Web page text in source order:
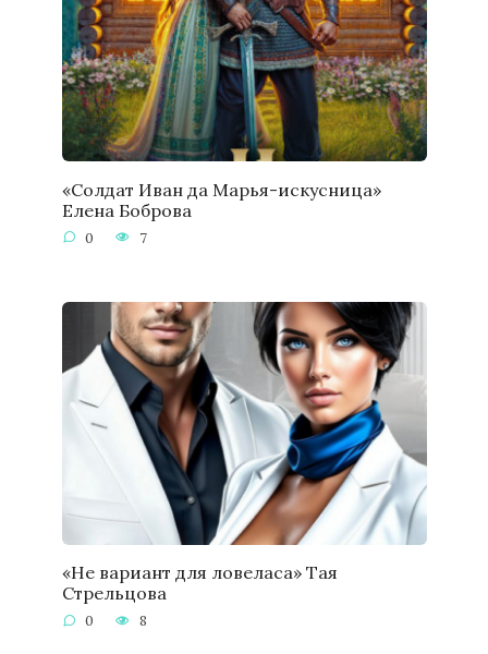
«Солдат Иван да Марья-искусница»
Елена Боброва
0 7
«Не вариант для ловеласа» Тая
Стрельцова
0 8